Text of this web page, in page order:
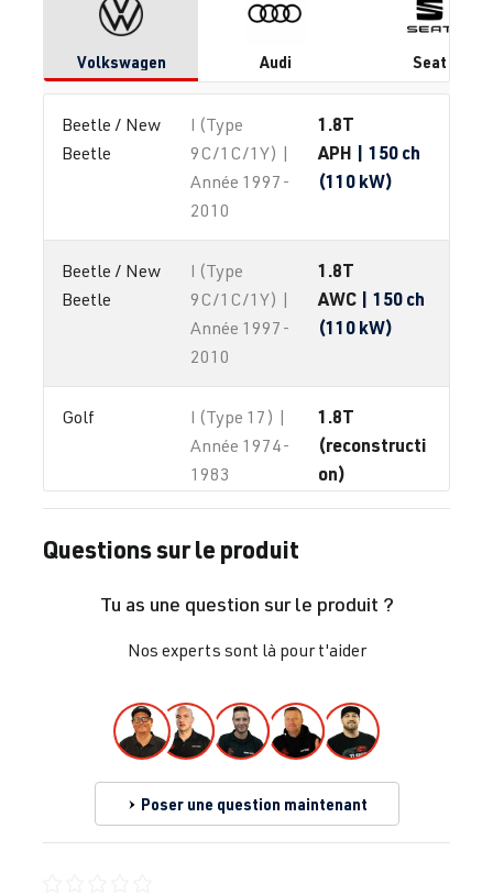
Volkswagen Audi Seat
Beetle / New
Beetle
I (Type
9C/1C/1Y) |
Année 1997-
2010
1.8T
APH | 150 ch
(110 kW)
Beetle / New
Beetle
I (Type
9C/1C/1Y) |
Année 1997-
2010
1.8T
AWC | 150 ch
(110 kW)
Golf
I (Type 17) |
Année 1974-
1983
1.8T
(reconstructi
on)
Golf
II (Type
Année 1983-
1992
on)
150 ch et plus
III (Type 1H) |
Année 1991–
1997
1.8T
(reconstructi
on)
150 ch et plus
Questions sur le produit
Tu as une question sur le produit ?
Nos experts sont là pour t'aider
Poser une question maintenant